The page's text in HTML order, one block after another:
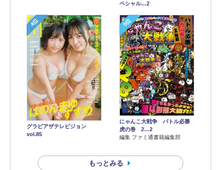
ペシャル…2
4位
グラビアザテレビジョン
vol.85
5位
にゃんこ大戦争 バトル必勝
虎の巻 2…2
編集 ファミ通書籍編集部
もっとみる